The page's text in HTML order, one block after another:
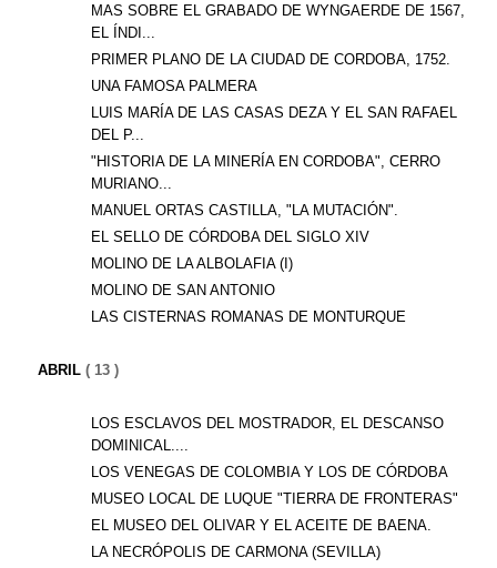
MAS SOBRE EL GRABADO DE WYNGAERDE DE 1567,
EL ÍNDI...
PRIMER PLANO DE LA CIUDAD DE CORDOBA, 1752.
UNA FAMOSA PALMERA
LUIS MARÍA DE LAS CASAS DEZA Y EL SAN RAFAEL
DEL P...
"HISTORIA DE LA MINERÍA EN CORDOBA", CERRO
MURIANO...
MANUEL ORTAS CASTILLA, "LA MUTACIÓN".
EL SELLO DE CÓRDOBA DEL SIGLO XIV
MOLINO DE LA ALBOLAFIA (I)
MOLINO DE SAN ANTONIO
LAS CISTERNAS ROMANAS DE MONTURQUE
ABRIL ( 13 )
LOS ESCLAVOS DEL MOSTRADOR, EL DESCANSO
DOMINICAL....
LOS VENEGAS DE COLOMBIA Y LOS DE CÓRDOBA
MUSEO LOCAL DE LUQUE "TIERRA DE FRONTERAS"
EL MUSEO DEL OLIVAR Y EL ACEITE DE BAENA.
LA NECRÓPOLIS DE CARMONA (SEVILLA)